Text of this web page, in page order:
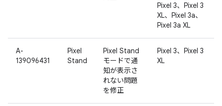
Pixel 3、Pixel 3
XL、Pixel 3a、
Pixel 3a XL
A-
139096431
Pixel
Stand
Pixel Stand
モードで通
知が表示さ
れない問題
を修正
Pixel 3、Pixel 3
XL